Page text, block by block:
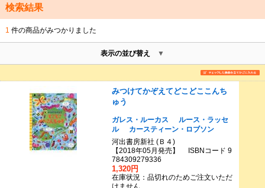
検索結果
1 件の商品がみつかりました
表示の並び替え
みつけてかぞえてどこどここんち
ゅう
ガレス・ルーカス
ルース・ラッセ
ル
カースティーン・ロブソン
河出書房新社 (Ｂ４)
【2018年05月発売】 ISBNコード 9
784309279336
1,320円
在庫状況：品切れのためご注文いただ
けません